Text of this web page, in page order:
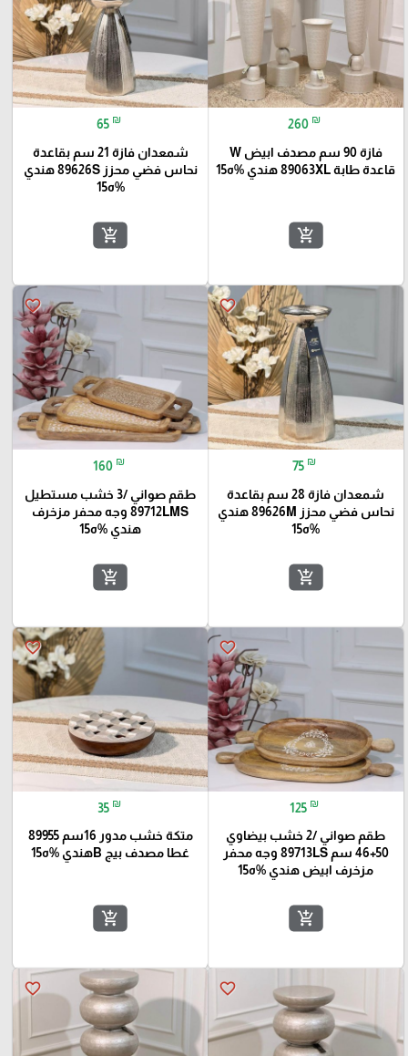
260 ₪
فازة 90 سم مصدف ابيض W
قاعدة طابة 89063XL هندي %ه15
add_shopping_cart
65 ₪
شمعدان فازة 21 سم بقاعدة
نحاس فضي محزز 89626S هندي
%ه15
add_shopping_cart
favorite_border
75 ₪
شمعدان فازة 28 سم بقاعدة
نحاس فضي محزز 89626M هندي
%ه15
add_shopping_cart
favorite_border
160 ₪
طقم صواني /3 خشب مستطيل
89712LMS وجه محفر مزخرف
هندي %ه15
add_shopping_cart
favorite_border
125 ₪
طقم صواني /2 خشب بيضاوي
50+46 سم 89713LS وجه محفر
مزخرف ابيض هندي %ه15
add_shopping_cart
favorite_border
35 ₪
متكة خشب مدور 16سم 89955
غطا مصدف بيج Bهندي %ه15
add_shopping_cart
favorite_border
favorite_border